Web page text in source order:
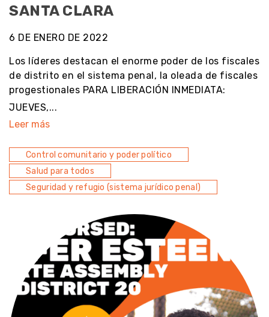
SANTA CLARA
6 DE ENERO DE 2022
Los líderes destacan el enorme poder de los fiscales
de distrito en el sistema penal, la oleada de fiscales
progestionales PARA LIBERACIÓN INMEDIATA:
JUEVES,...
Leer más
Control comunitario y poder político
Salud para todos
Seguridad y refugio (sistema jurídico penal)